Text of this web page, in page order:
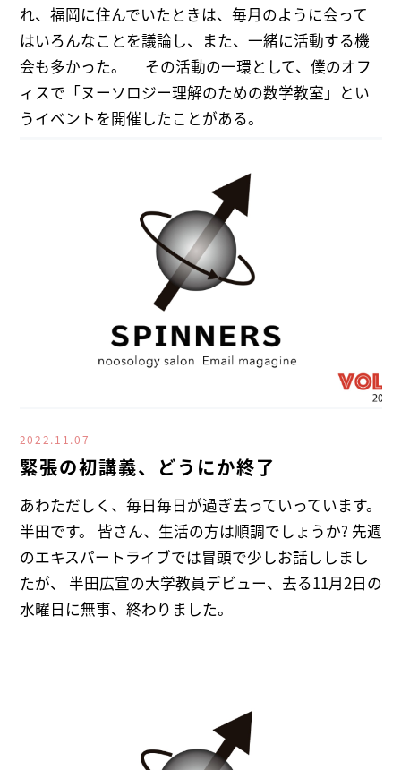
れ、福岡に住んでいたときは、毎月のように会って
はいろんなことを議論し、また、一緒に活動する機
会も多かった。 その活動の一環として、僕のオフ
ィスで「ヌーソロジー理解のための数学教室」とい
うイベントを開催したことがある。
2022.11.07
緊張の初講義、どうにか終了
あわただしく、毎日毎日が過ぎ去っていっています。
半田です。 皆さん、生活の方は順調でしょうか? 先週
のエキスパートライブでは冒頭で少しお話ししまし
たが、 半田広宣の大学教員デビュー、去る11月2日の
水曜日に無事、終わりました。